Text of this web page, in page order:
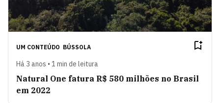
UM CONTEÚDO BÚSSOLA
Há 3 anos • 1 min de leitura
Natural One fatura R$ 580 milhões no Brasil
em 2022